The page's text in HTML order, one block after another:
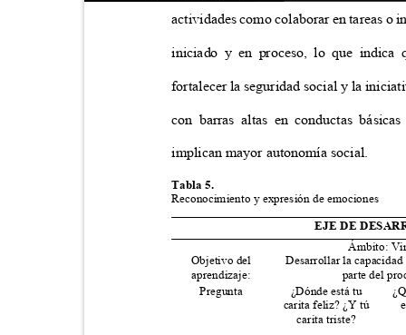
actividades como colaborar en tareas o
iniciado y en proceso, lo que indica
fortalecer la seguridad social y la
con barras altas en conductas
implican mayor autonomía social.
Tabla 5.
Reconocimiento y expresión de emociones
EJE DE
Ámbito:
Objetivo del
aprendizaje:
Desarrollar la
parte del
Pregunta
¿Dónde está tu
carita feliz? ¿Y tú
carita triste?